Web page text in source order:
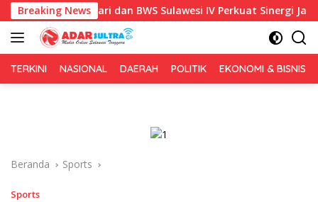
Langsung
ke
konten
Breaking News
Kendari dan BWS Sulawesi IV Perkuat Sinergi Jaga Irigasi
TERKINI NASIONAL DAERAH POLITIK EKONOMI & BISNIS
Beranda Sports
Sports